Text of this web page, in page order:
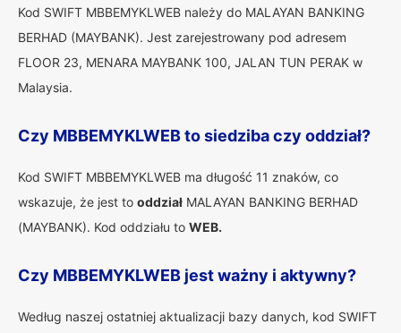
Kod SWIFT MBBEMYKLWEB należy do MALAYAN BANKING
BERHAD (MAYBANK). Jest zarejestrowany pod adresem
FLOOR 23, MENARA MAYBANK 100, JALAN TUN PERAK w
Malaysia.
Czy MBBEMYKLWEB to siedziba czy oddział?
Kod SWIFT MBBEMYKLWEB ma długość 11 znaków, co
wskazuje, że jest to oddział MALAYAN BANKING BERHAD
(MAYBANK). Kod oddziału to WEB.
Czy MBBEMYKLWEB jest ważny i aktywny?
Według naszej ostatniej aktualizacji bazy danych, kod SWIFT